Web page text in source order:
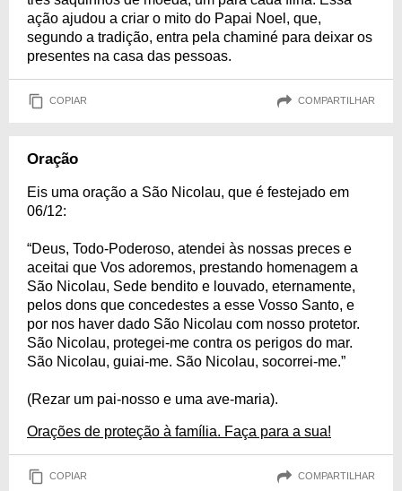
ação ajudou a criar o mito do Papai Noel, que,
segundo a tradição, entra pela chaminé para deixar os
presentes na casa das pessoas.
COPIAR COMPARTILHAR
Oração
Eis uma oração a São Nicolau, que é festejado em
06/12:
“Deus, Todo-Poderoso, atendei às nossas preces e
aceitai que Vos adoremos, prestando homenagem a
São Nicolau, Sede bendito e louvado, eternamente,
pelos dons que concedestes a esse Vosso Santo, e
por nos haver dado São Nicolau com nosso protetor.
São Nicolau, protegei-me contra os perigos do mar.
São Nicolau, guiai-me. São Nicolau, socorrei-me.”
(Rezar um pai-nosso e uma ave-maria).
Orações de proteção à família. Faça para a sua!
COPIAR COMPARTILHAR